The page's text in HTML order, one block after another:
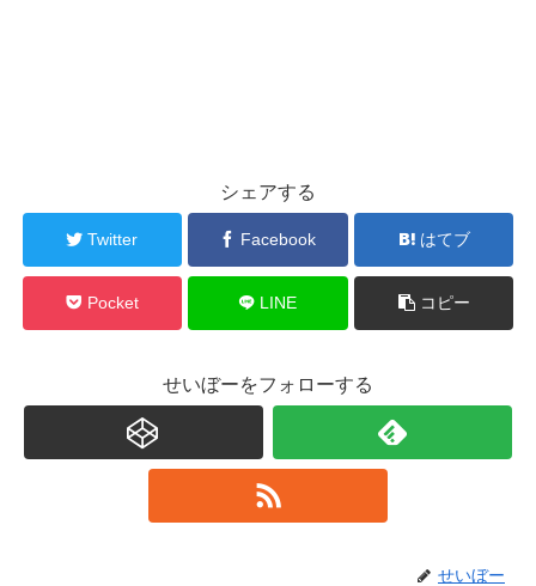
シェアする
Twitter Facebook はてブ
Pocket LINE コピー
せいぼーをフォローする
せいぼー